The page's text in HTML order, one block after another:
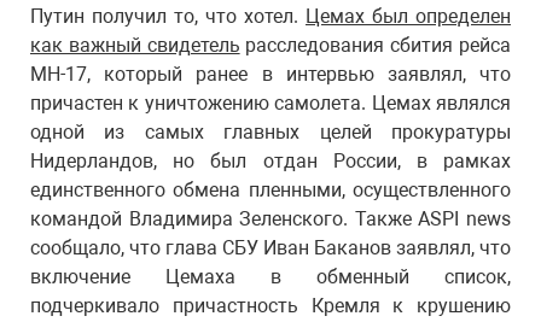
Путин получил то, что хотел. Цемах был определен
как важный свидетель расследования сбития рейса
МН-17, который ранее в интервью заявлял, что
причастен к уничтожению самолета. Цемах являлся
одной из самых главных целей прокуратуры
Нидерландов, но был отдан России, в рамках
единственного обмена пленными, осуществленного
командой Владимира Зеленского. Также ASPI news
сообщало, что глава СБУ Иван Баканов заявлял, что
включение Цемаха в обменный список,
подчеркивало причастность Кремля к крушению